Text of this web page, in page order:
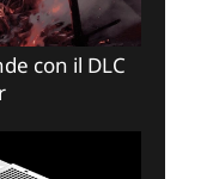
con il DLC